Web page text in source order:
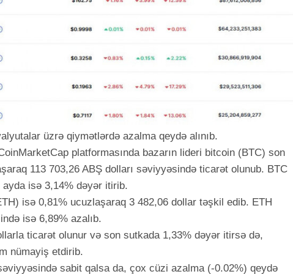
üzrə qiymətlərdə azalma qeydə alınıb.
platformasında bazarın lideri bitcoin (BTC) son
113 703,26 ABŞ dolları səviyyəsində ticarət olunub. BTC
isə 3,14% dəyər itirib.
isə 0,81% ucuzlaşaraq 3 482,06 dollar təşkil edib. ETH
isə 6,89% azalıb.
ticarət olunur və son sutkada 1,33% dəyər itirsə də,
nümayiş etdirib.
sabit qalsa da, çox cüzi azalma (-0.02%) qeydə